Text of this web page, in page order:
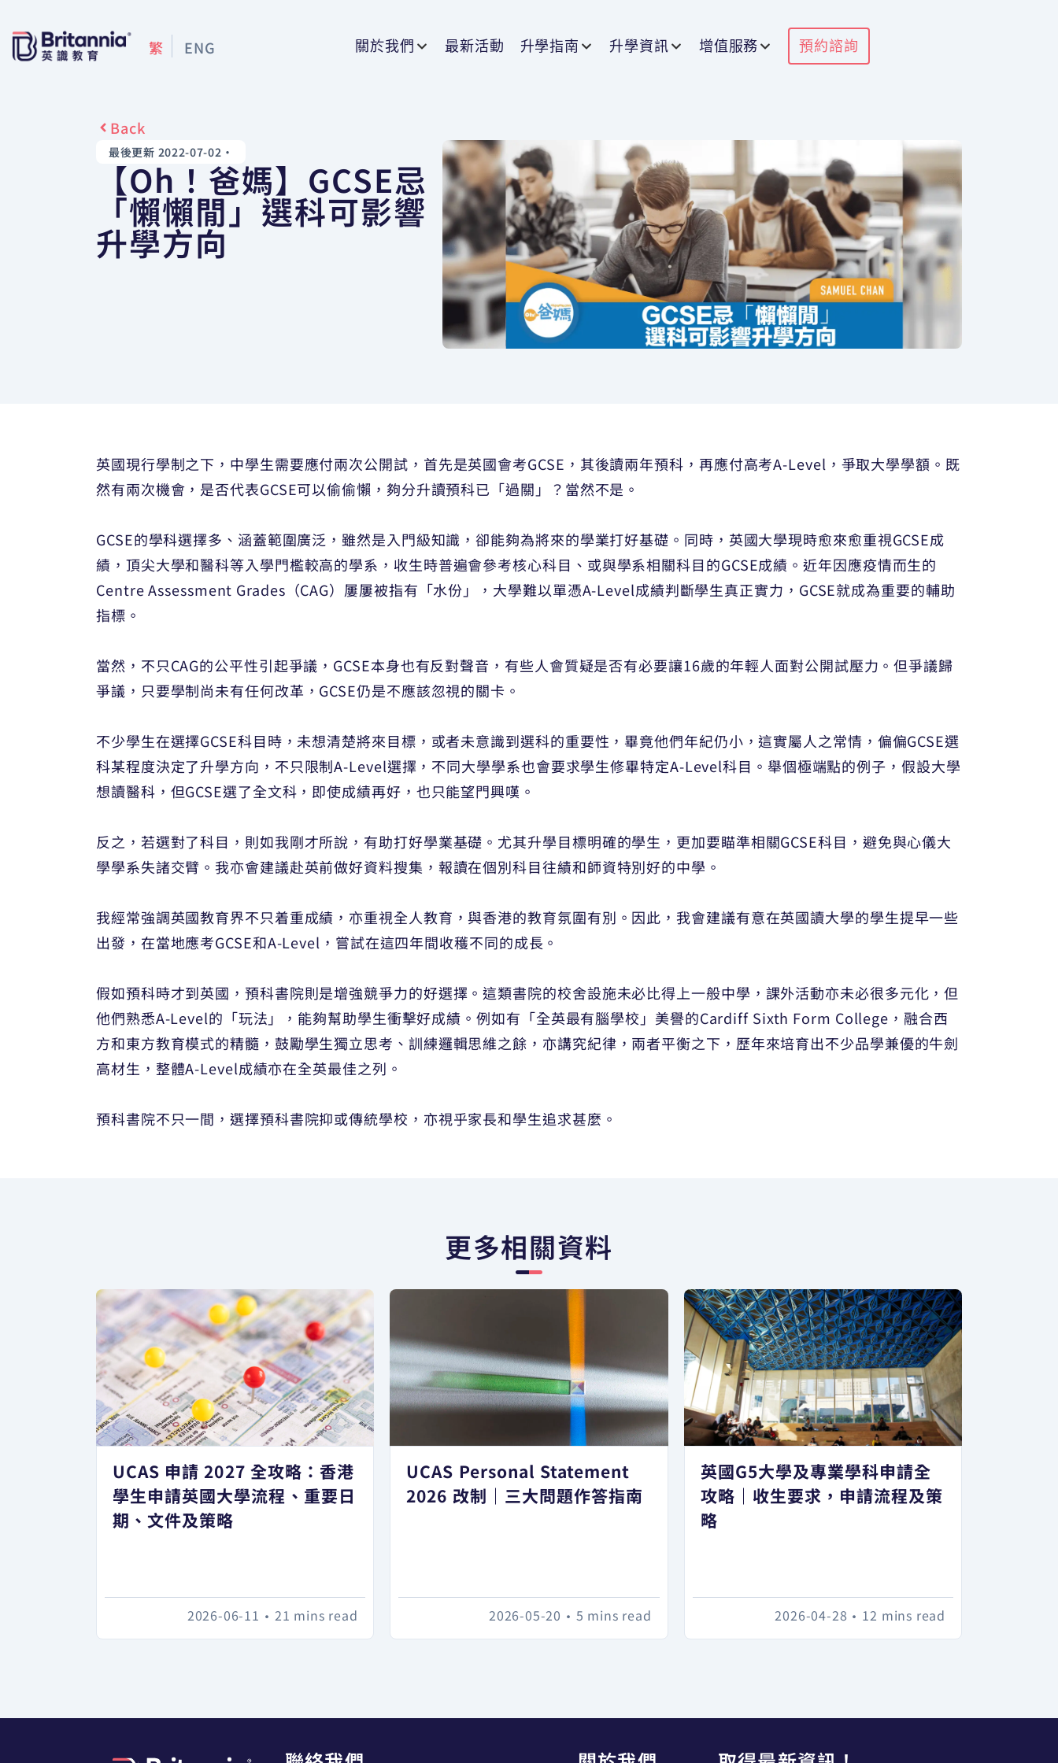
繁 ENG 關於我們 最新活動 升學指南 升學資訊 增值服務 預約諮詢
Back
最後更新 2022-07-02 •
【Oh！爸媽】GCSE忌
「懶懶閒」選科可影響
升學方向
英國現行學制之下，中學生需要應付兩次公開試，首先是英國會考GCSE，其後讀兩年預科，再應付高考A-Level，爭取大學學額。既
然有兩次機會，是否代表GCSE可以偷偷懶，夠分升讀預科已「過關」？當然不是。
GCSE的學科選擇多、涵蓋範圍廣泛，雖然是入門級知識，卻能夠為將來的學業打好基礎。同時，英國大學現時愈來愈重視GCSE成
績，頂尖大學和醫科等入學門檻較高的學系，收生時普遍會參考核心科目、或與學系相關科目的GCSE成績。近年因應疫情而生的
Centre Assessment Grades（CAG）屢屢被指有「水份」，大學難以單憑A-Level成績判斷學生真正實力，GCSE就成為重要的輔助
指標。
當然，不只CAG的公平性引起爭議，GCSE本身也有反對聲音，有些人會質疑是否有必要讓16歲的年輕人面對公開試壓力。但爭議歸
爭議，只要學制尚未有任何改革，GCSE仍是不應該忽視的關卡。
不少學生在選擇GCSE科目時，未想清楚將來目標，或者未意識到選科的重要性，畢竟他們年紀仍小，這實屬人之常情，偏偏GCSE選
科某程度決定了升學方向，不只限制A-Level選擇，不同大學學系也會要求學生修畢特定A-Level科目。舉個極端點的例子，假設大學
想讀醫科，但GCSE選了全文科，即使成績再好，也只能望門興嘆。
反之，若選對了科目，則如我剛才所說，有助打好學業基礎。尤其升學目標明確的學生，更加要瞄準相關GCSE科目，避免與心儀大
學學系失諸交臂。我亦會建議赴英前做好資料搜集，報讀在個別科目往績和師資特別好的中學。
我經常強調英國教育界不只着重成績，亦重視全人教育，與香港的教育氛圍有別。因此，我會建議有意在英國讀大學的學生提早一些
出發，在當地應考GCSE和A-Level，嘗試在這四年間收穫不同的成長。
假如預科時才到英國，預科書院則是增強競爭力的好選擇。這類書院的校舍設施未必比得上一般中學，課外活動亦未必很多元化，但
他們熟悉A-Level的「玩法」，能夠幫助學生衝擊好成績。例如有「全英最有腦學校」美譽的Cardiff Sixth Form College，融合西
方和東方教育模式的精髓，鼓勵學生獨立思考、訓練邏輯思維之餘，亦講究紀律，兩者平衡之下，歷年來培育出不少品學兼優的牛劍
高材生，整體A-Level成績亦在全英最佳之列。
預科書院不只一間，選擇預科書院抑或傳統學校，亦視乎家長和學生追求甚麼。
更多相關資料
UCAS 申請 2027 全攻略：香港
學生申請英國大學流程、重要日
期、文件及策略
21 mins read
•
2026-06-11
UCAS Personal Statement
2026 改制｜三大問題作答指南
5 mins read
•
2026-05-20
英國G5大學及專業學科申請全
攻略｜收生要求，申請流程及策
略
12 mins read
•
2026-04-28